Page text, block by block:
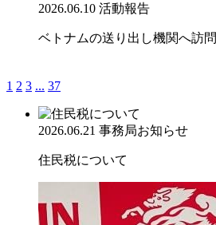
2026.06.10 活動報告
ベトナムの送り出し機関へ訪問
1 2 3 ... 37
2026.06.21 事務局お知らせ
住民税について